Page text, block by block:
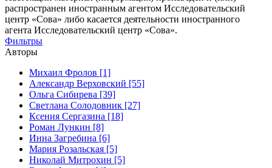
распространен иностранным агентом Исследовательский
центр «Сова» либо касается деятельности иностранного
агента Исследовательский центр «Сова».
Фильтры
Авторы
Михаил Фролов [1]
Александр Верховский [55]
Ольга Сибирева [39]
Светлана Солодовник [27]
Ксения Сергазина [18]
Роман Лункин [8]
Инна Загребина [6]
Мария Розальская [5]
Николай Митрохин [5]